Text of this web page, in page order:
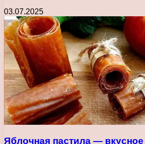
03.07.2025
Яблочная пастила — вкусное